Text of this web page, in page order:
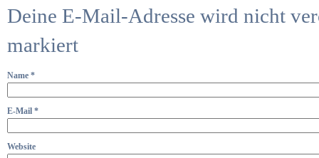
Deine E-Mail-Adresse wird nicht
markiert
Name *
E-Mail *
Website